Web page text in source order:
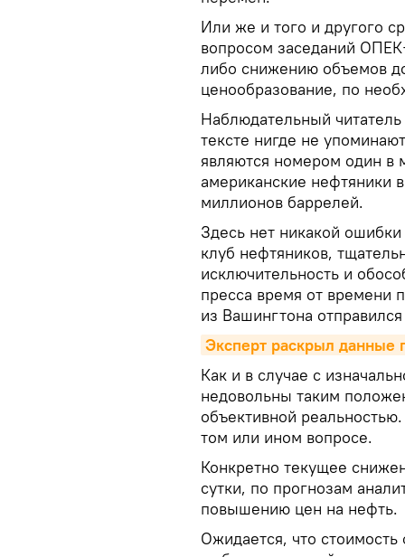
Или же и того и другого
вопросом заседаний
либо снижению объемов
ценообразование, по
Наблюдательный
тексте нигде не
являются номером один в
американские нефтяники
миллионов баррелей.
Здесь нет никакой
клуб нефтяников,
исключительность и
пресса время от времени
из Вашингтона
Эксперт раскрыл данные
Как и в случае с
недовольны таким
объективной
том или ином вопросе.
Конкретно текущее
сутки, по прогнозам
повышению цен на нефть.
Ожидается, что